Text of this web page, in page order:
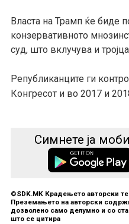
Власта на Трамп ќе биде
конзервативното
суд, што вклучува и
Републиканците ги
Конгресот и во 2017 и
Симнете ја
©SDK.MK Крадењето авторски
Преземањето на авторски
дозволено само делумно и со
што се цитира